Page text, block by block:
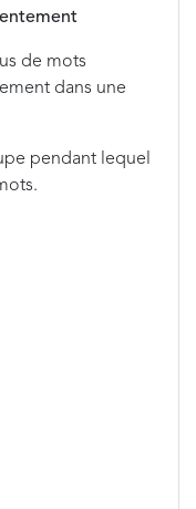
de mots
dans une
pendant lequel